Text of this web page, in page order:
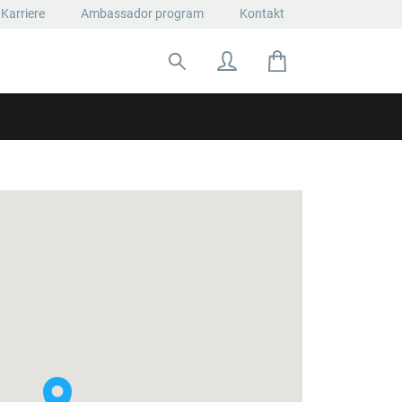
Karriere Ambassador program Kontakt
Suche nach: